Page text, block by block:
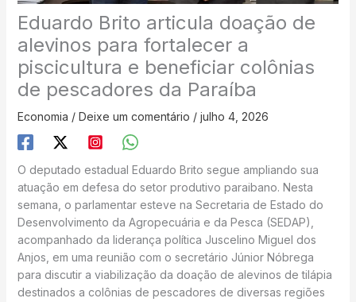
Eduardo Brito articula doação de
alevinos para fortalecer a
piscicultura e beneficiar colônias
de pescadores da Paraíba
Economia / Deixe um comentário / julho 4, 2026
O deputado estadual Eduardo Brito segue ampliando sua
atuação em defesa do setor produtivo paraibano. Nesta
semana, o parlamentar esteve na Secretaria de Estado do
Desenvolvimento da Agropecuária e da Pesca (SEDAP),
acompanhado da liderança política Juscelino Miguel dos
Anjos, em uma reunião com o secretário Júnior Nóbrega
para discutir a viabilização da doação de alevinos de tilápia
destinados a colônias de pescadores de diversas regiões